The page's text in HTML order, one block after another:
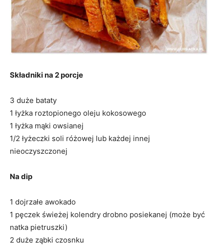
Składniki na 2 porcje
3 duże bataty
1 łyżka roztopionego oleju kokosowego
1 łyżka mąki owsianej
1/2 łyżeczki soli różowej lub każdej innej
nieoczyszczonej
Na dip
1 dojrzałe awokado
1 pęczek świeżej kolendry drobno posiekanej (może być
natka pietruszki)
2 duże ząbki czosnku